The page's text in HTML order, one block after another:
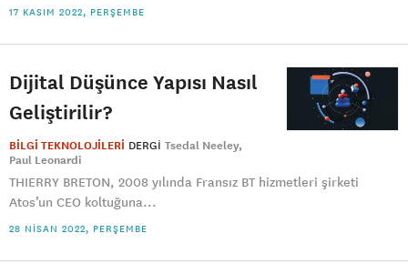
17 KASIM 2022, PERŞEMBE
Dijital Düşünce Yapısı Nasıl
Geliştirilir?
BİLGİ TEKNOLOJİLERİ DERGI Tsedal Neeley
Paul Leonardi
THIERRY BRETON, 2008 yılında Fransız BT hizmetleri şirketi
Atos’un CEO koltuğuna...
28 NISAN 2022, PERŞEMBE